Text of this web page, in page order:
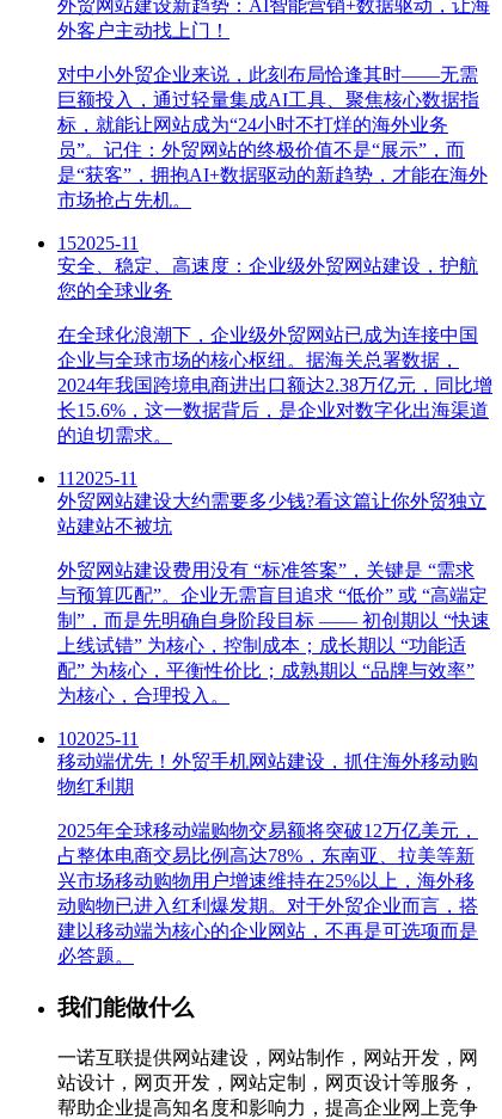
外贸网站建设新趋势：AI智能营销+数据驱动，让海
外客户主动找上门！
对中小外贸企业来说，此刻布局恰逢其时——无需
巨额投入，通过轻量集成AI工具、聚焦核心数据指
标，就能让网站成为“24小时不打烊的海外业务
员”。记住：外贸网站的终极价值不是“展示”，而
是“获客”，拥抱AI+数据驱动的新趋势，才能在海外
市场抢占先机。
152025-11
安全、稳定、高速度：企业级外贸网站建设，护航
您的全球业务
在全球化浪潮下，企业级外贸网站已成为连接中国
企业与全球市场的核心枢纽。据海关总署数据，
2024年我国跨境电商进出口额达2.38万亿元，同比增
长15.6%，这一数据背后，是企业对数字化出海渠道
的迫切需求。
11 2025-11
外贸网站建设大约需要多少钱?看这篇让你外贸独立
站建站不被坑
外贸网站建设费用没有 “标准答案”，关键是 “需求
与预算匹配”。企业无需盲目追求 “低价” 或 “高端定
制”，而是先明确自身阶段目标 —— 初创期以 “快速
上线试错” 为核心，控制成本；成长期以 “功能适
配” 为核心，平衡性价比；成熟期以 “品牌与效率”
为核心，合理投入。
102025-11
移动端优先！外贸手机网站建设，抓住海外移动购
物红利期
2025年全球移动端购物交易额将突破12万亿美元，
占整体电商交易比例高达78%，东南亚、拉美等新
兴市场移动购物用户增速维持在25%以上，海外移
动购物已进入红利爆发期。对于外贸企业而言，搭
建以移动端为核心的企业网站，不再是可选项而是
必答题。
我们能做什么
一诺互联提供网站建设，网站制作，网站开发，网
站设计，网页开发，网站定制，网页设计等服务，
帮助企业提高知名度和影响力，提高企业网上竞争